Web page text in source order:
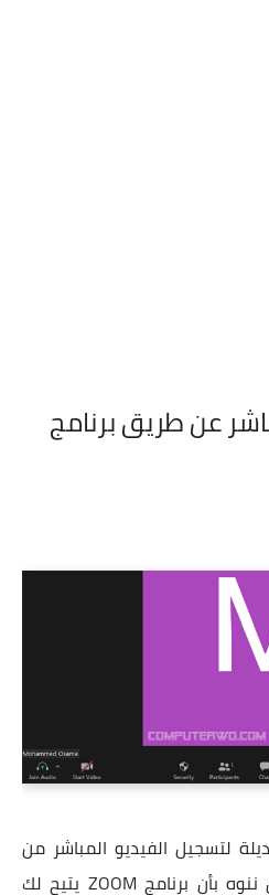
عن طريق برنامج
لتسجيل الفيديو المباشر من
برنامج ZOOM، فإنه يجب أن ننوه بأن برنامج ZOOM يتيح لك